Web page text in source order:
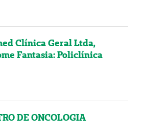
Clínica Geral Ltda,
Fantasia: Policlínica
DE ONCOLOGIA